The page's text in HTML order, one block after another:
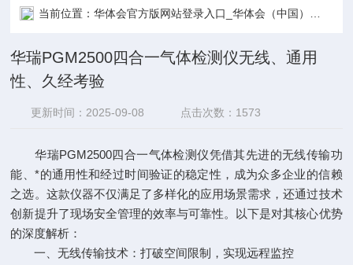
当前位置：华体会官方版网站登录入口_华体会（中国）
华瑞PGM2500四合一气体检测仪无线、通用
性、久经考验
更新时间：2025-09-08 点击次数：1573
华瑞PGM2500四合一气体检测仪凭借其先进的无线传输功
能、*的通用性和经过时间验证的稳定性，成为众多企业的信赖
之选。这款仪器不仅满足了多样化的应用场景需求，还通过技术
创新提升了现场安全管理的效率与可靠性。以下是对其核心优势
的深度解析：
一、无线传输技术：打破空间限制，实现远程监控